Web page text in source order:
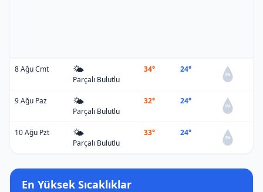
8 Ağu Cmt 🌤️
Parçalı Bulutlu
34° 24°
0%
9 Ağu Paz 🌤️
Parçalı Bulutlu
32° 24°
0%
10 Ağu Pzt 🌤️
Parçalı Bulutlu
33° 24°
0%
En Yüksek Sıcaklıklar